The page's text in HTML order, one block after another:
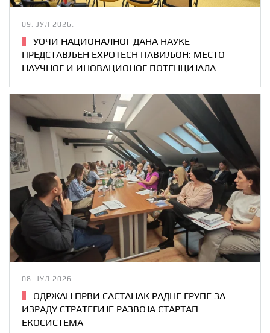
09. ЈУЛ 2026.
УОЧИ НАЦИОНАЛНОГ ДАНА НАУКЕ
ПРЕДСТАВЉЕН EXPOTECH ПАВИЉОН: МЕСТО
НАУЧНОГ И ИНОВАЦИОНОГ ПОТЕНЦИЈАЛА
08. ЈУЛ 2026.
ОДРЖАН ПРВИ САСТАНАК РАДНЕ ГРУПЕ ЗА
ИЗРАДУ СТРАТЕГИЈЕ РАЗВОЈА СТАРТАП
ЕКОСИСТЕМА